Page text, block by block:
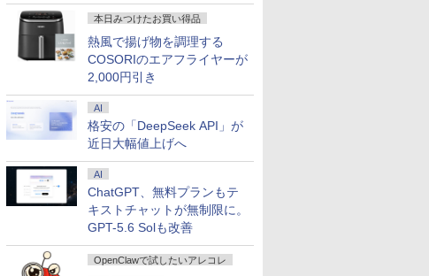
本日みつけたお買い得品
熱風で揚げ物を調理する
COSORIのエアフライヤーが
2,000円引き
AI
格安の「DeepSeek API」が
近日大幅値上げへ
AI
ChatGPT、無料プランもテ
キストチャットが無制限に。
GPT-5.6 Solも改善
OpenClawで試したいアレコレ